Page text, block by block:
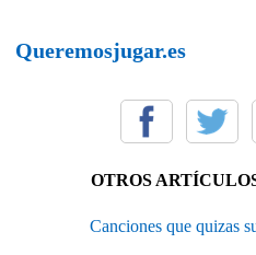
Queremosjugar.es
OTROS
Canciones que quizas